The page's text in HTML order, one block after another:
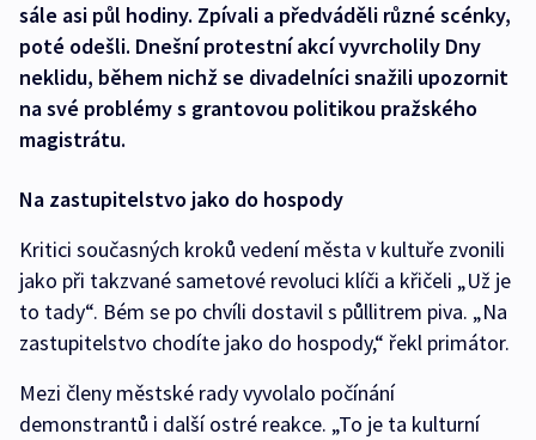
sále asi půl hodiny. Zpívali a předváděli různé scénky,
poté odešli. Dnešní protestní akcí vyvrcholily Dny
neklidu, během nichž se divadelníci snažili upozornit
na své problémy s grantovou politikou pražského
magistrátu.
Na zastupitelstvo jako do hospody
Kritici současných kroků vedení města v kultuře zvonili
jako při takzvané sametové revoluci klíči a křičeli „Už je
to tady“. Bém se po chvíli dostavil s půllitrem piva. „Na
zastupitelstvo chodíte jako do hospody,“ řekl primátor.
Mezi členy městské rady vyvolalo počínání
demonstrantů i další ostré reakce. „To je ta kulturní